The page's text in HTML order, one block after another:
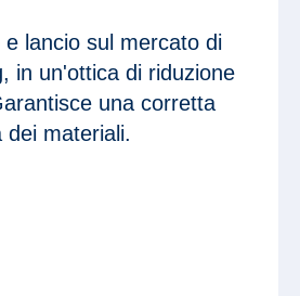
lancio sul mercato di
in un'ottica di riduzione
una corretta
dei materiali.